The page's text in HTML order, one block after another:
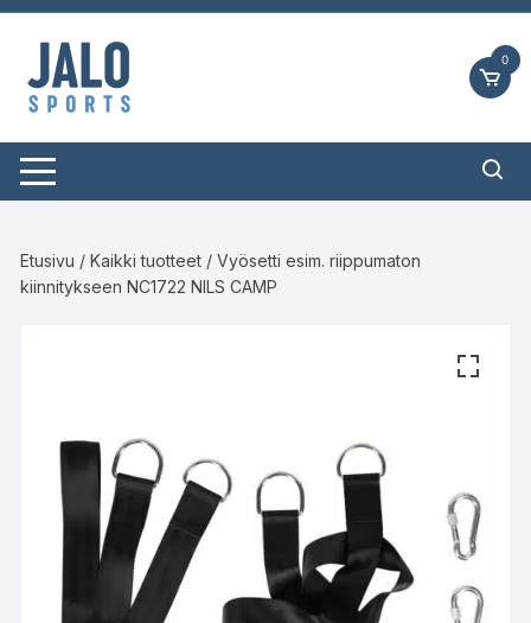
Siirry
suoraan
sisältöön
0
Etusivu /Kaikki tuotteet / Vyösetti esim. riippumaton
kiinnitykseen NC1722 NILS CAMP